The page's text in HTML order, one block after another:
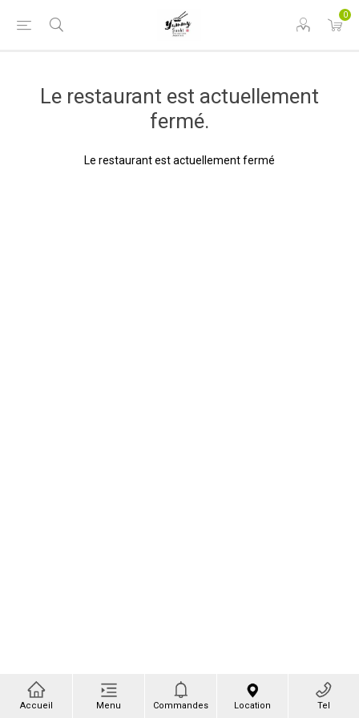
0
Le restaurant est actuellement
fermé.
Le restaurant est actuellement fermé
Accueil Menu Commandes Location Tel